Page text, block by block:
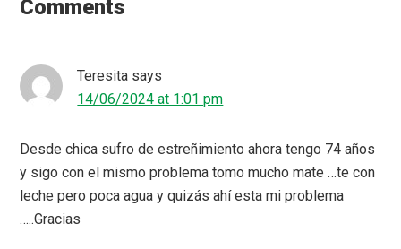
Interactions
Comments
Teresita says
14/06/2024 at 1:01 pm
Desde chica sufro de estreñimiento ahora tengo 74 años
y sigo con el mismo problema tomo mucho mate …te con
leche pero poca agua y quizás ahí esta mi problema
…..Gracias